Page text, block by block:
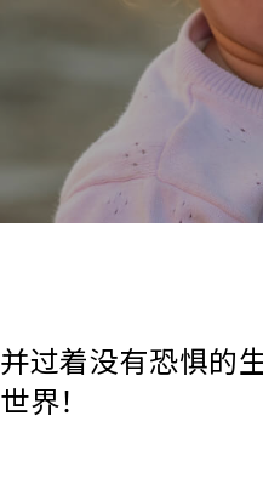
过着没有恐惧的
界！